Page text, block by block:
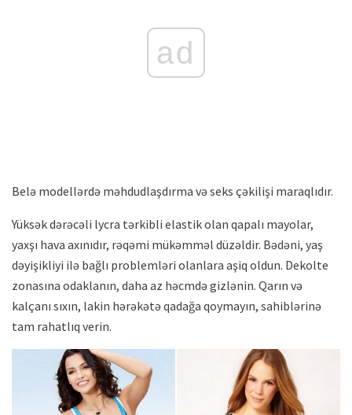
ad
Belə modellərdə məhdudlaşdırma və seks çəkilişi maraqlıdır.
Yüksək dərəcəli lycra tərkibli elastik olan qapalı mayolar,
yaxşı hava axınıdır, rəqəmi mükəmməl düzəldir. Bədəni, yaş
dəyişikliyi ilə bağlı problemləri olanlara aşiq oldun. Dekolte
zonasına odaklanın, daha az həcmdə gizlənin. Qarın və
kalçanı sıxın, lakin hərəkətə qadağa qoymayın, sahiblərinə
tam rahatlıq verin.